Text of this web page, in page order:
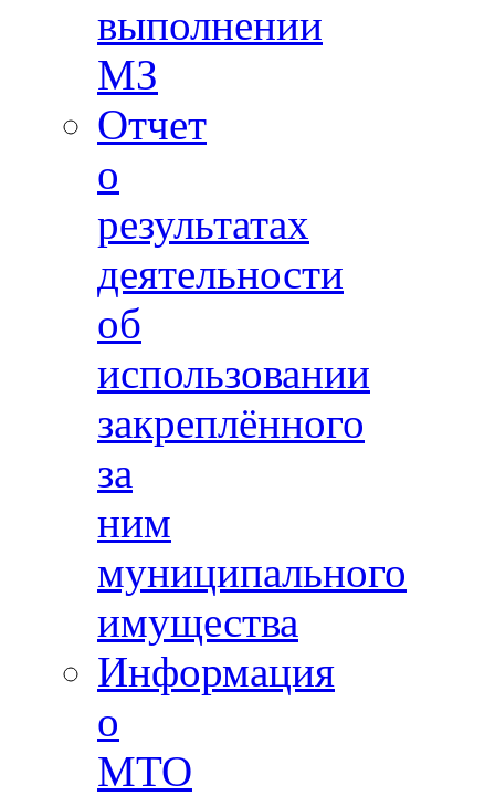
выполнении
МЗ
Отчет
о
результатах
деятельности
об
использовании
закреплённого
за
ним
муниципального
имущества
Информация
о
МТО